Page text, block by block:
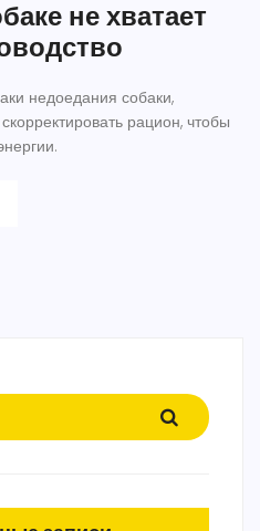
не хватает
недоедания собаки,
рацион, чтобы